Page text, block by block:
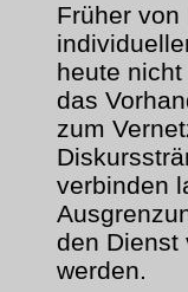
Früher
heute
das
zum
verbinden
den Dienst
werden.